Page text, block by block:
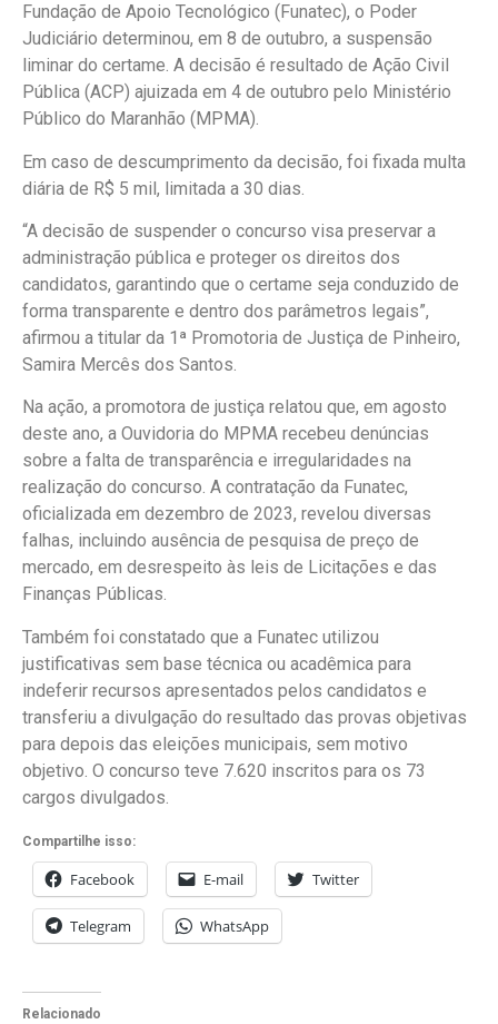
Fundação de Apoio Tecnológico (Funatec), o Poder
Judiciário determinou, em 8 de outubro, a suspensão
liminar do certame. A decisão é resultado de Ação Civil
Pública (ACP) ajuizada em 4 de outubro pelo Ministério
Público do Maranhão (MPMA).
Em caso de descumprimento da decisão, foi fixada multa
diária de R$ 5 mil, limitada a 30 dias.
“A decisão de suspender o concurso visa preservar a
administração pública e proteger os direitos dos
candidatos, garantindo que o certame seja conduzido de
forma transparente e dentro dos parâmetros legais”,
afirmou a titular da 1ª Promotoria de Justiça de Pinheiro,
Samira Mercês dos Santos.
Na ação, a promotora de justiça relatou que, em agosto
deste ano, a Ouvidoria do MPMA recebeu denúncias
sobre a falta de transparência e irregularidades na
realização do concurso. A contratação da Funatec,
oficializada em dezembro de 2023, revelou diversas
falhas, incluindo ausência de pesquisa de preço de
mercado, em desrespeito às leis de Licitações e das
Finanças Públicas.
Também foi constatado que a Funatec utilizou
justificativas sem base técnica ou acadêmica para
indeferir recursos apresentados pelos candidatos e
transferiu a divulgação do resultado das provas objetivas
para depois das eleições municipais, sem motivo
objetivo. O concurso teve 7.620 inscritos para os 73
cargos divulgados.
Compartilhe isso:
Facebook E-mail Twitter
Telegram WhatsApp
Relacionado